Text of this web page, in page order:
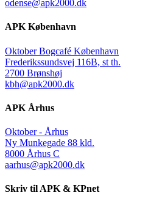
odense@apk2000.dk
APK København
Oktober Bogcafé København
Frederikssundsvej 116B, st th.
2700 Brønshøj
kbh@apk2000.dk
APK Århus
Oktober - Århus
Ny Munkegade 88 kld.
8000 Århus C
aarhus@apk2000.dk
Skriv til APK & KPnet